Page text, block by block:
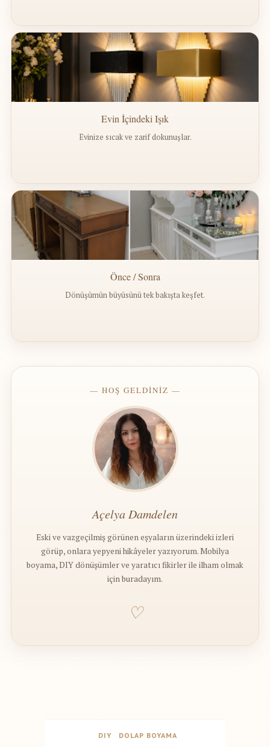
Evin İçindeki Işık
Evinize sıcak ve zarif dokunuşlar.
Önce / Sonra
Dönüşümün büyüsünü tek bakışta keşfet.
— HOŞ GELDİNİZ —
Açelya Damdelen
Eski ve vazgeçilmiş görünen eşyaların üzerindeki izleri
görüp, onlara yepyeni hikâyeler yazıyorum. Mobilya
boyama, DIY dönüşümler ve yaratıcı fikirler ile ilham olmak
için buradayım.
♡
DIY DOLAP BOYAMA